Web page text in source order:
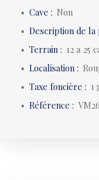
Cave : Non
Description de la
Terrain : 12 a 25
Localisation :
Taxe foncière : 1
Référence :